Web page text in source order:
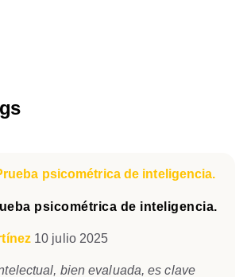
psicométrica de inteligencia.
10 julio 2025
bien evaluada, es clave